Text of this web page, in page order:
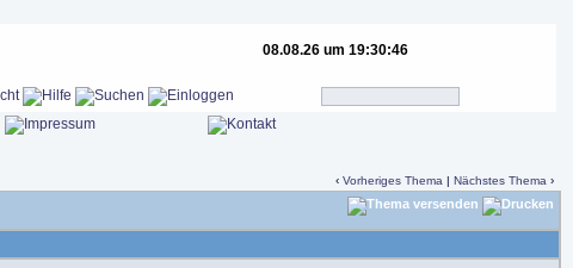
08.08.26 um 19:30:46
‹ Vorheriges Thema | Nächstes Thema ›